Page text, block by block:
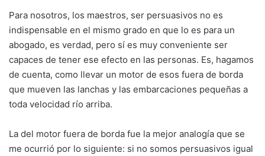
Para nosotros, los maestros, ser persuasivos no es
indispensable en el mismo grado en que lo es para un
abogado, es verdad, pero sí es muy conveniente ser
capaces de tener ese efecto en las personas. Es, hagamos
de cuenta, como llevar un motor de esos fuera de borda
que mueven las lanchas y las embarcaciones pequeñas a
toda velocidad río arriba.
La del motor fuera de borda fue la mejor analogía que se
me ocurrió por lo siguiente: si no somos persuasivos igual